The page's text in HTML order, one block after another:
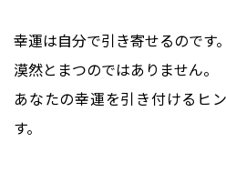
幸運は自分で引き寄せるのです。
漠然とまつのではありません。
あなたの幸運を引き付けるヒ
す。